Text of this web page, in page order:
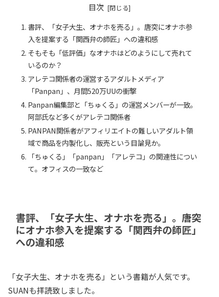
目次
書評、「女子大生、オナホを売る」。唐突にオナホ参
入を提案する「関西弁の師匠」への違和感
そもそも「低評価」なオナホはどのようにして売れて
いるのか？
アレテコ関係者の運営するアダルトメディア
「Panpan」、月間520万UUの衝撃
Panpan編集部と「ちゅくる」の運営メンバーが一致。
阿部氏など多くがアレテコ関係者
PANPAN関係者がアフィリエイトの難しいアダルト領
域で商品を内製化し、販売という目論見か。
「ちゅくる」「panpan」「アレテコ」の関連性につい
て。オフィスの一致など
書評、「女子大生、オナホを売る」。唐突
にオナホ参入を提案する「関西弁の師匠」
への違和感
「女子大生、オナホを売る」という書籍が人気です。
SUANも拝読致しました。